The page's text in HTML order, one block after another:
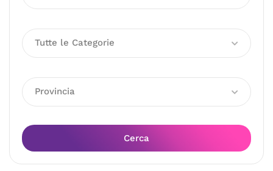
Tutte le Categorie
Provincia
Cerca